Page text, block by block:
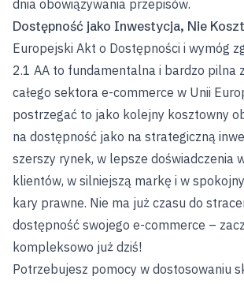
dnia obowiązywania przepisów.
Dostępność jako Inwestycja, Nie Koszt
Europejski Akt o Dostępności i wymóg
2.1 AA to fundamentalna i bardzo pilna
całego sektora e-commerce w Unii
postrzegać to jako kolejny kosztowny
na dostępność jako na strategiczną
szerszy rynek, w lepsze doświadczenia
klientów, w silniejszą markę i w
kary prawne. Nie ma już czasu do
dostępność swojego e-commerce –
kompleksowo już dziś!
Potrzebujesz pomocy w dostosowaniu